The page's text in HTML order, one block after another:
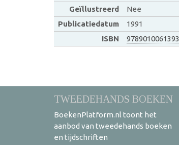
Geïllustreerd
Nee
Publicatiedatum
1991
ISBN
9789010061393
TWEEDEHANDS BOEKEN
BoekenPlatform.nl toont het
aanbod van tweedehands boeken
en tijdschriften